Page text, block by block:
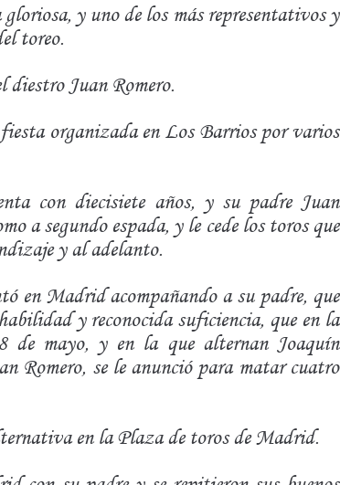
y uno de los más representativos y
toreo.
diestro Juan Romero.
organizada en Los Barrios por varios
con diecisiete años, y su padre Juan
a segundo espada, y le cede los toros que
y al adelanto.
en Madrid acompañando a su padre, que
y reconocida suficiencia, que en la
de mayo, y en la que alternan Joaquín
Romero, se le anunció para matar cuatro
en la Plaza de toros de Madrid.